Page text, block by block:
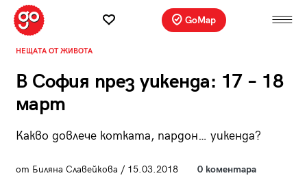
GoMap
НЕЩАТА ОТ ЖИВОТА
В София през уикенда: 17 – 18
март
Какво довлече котката, пардон… уикенда?
от Биляна Славейкова / 15.03.2018
0 коментара